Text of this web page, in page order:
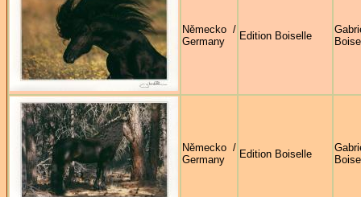
Německo /
Germany
Edition Boiselle
Německo /
Germany
Edition Boiselle